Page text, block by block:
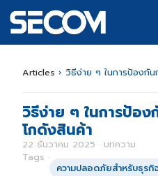
Articles › วิธีง่าย ๆ ในการป้องกัน
วิธีง่าย ๆ ในการป้อ
โกดังสินค้า
22 ธันวาคม 2025 · บทความ
Tags ·
ความปลอดภัยสำหรับธุรกิ